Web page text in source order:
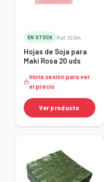
EN STOCK Ref. 10184
Hojas de Soja para
Maki Rosa 20 uds
Inicia sesión para ver
el precio
Ver producto